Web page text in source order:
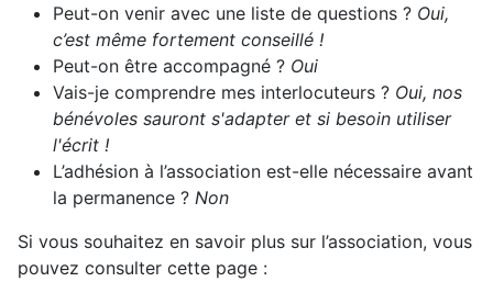
Peut-on venir avec une liste de questions ? Oui,
c’est même fortement conseillé !
Peut-on être accompagné ? Oui
Vais-je comprendre mes interlocuteurs ? Oui, nos
bénévoles sauront s'adapter et si besoin utiliser
l'écrit !
L’adhésion à l’association est-elle nécessaire avant
la permanence ? Non
Si vous souhaitez en savoir plus sur l’association, vous
pouvez consulter cette page :